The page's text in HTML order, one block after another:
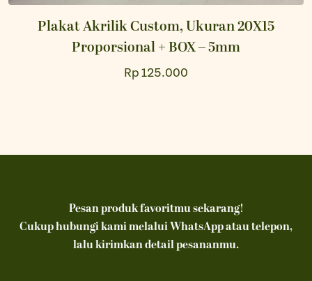
Plakat Akrilik Custom, Ukuran 20X15
Proporsional + BOX – 5mm
Rp 125.000
Pesan produk favoritmu sekarang!
Cukup hubungi kami melalui WhatsApp atau telepon,
lalu kirimkan detail pesananmu.